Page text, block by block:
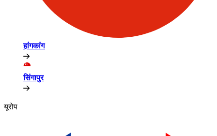
हांगकांग​​
सिंगापुर​​
यूरोप​​